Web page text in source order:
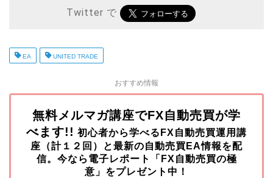
Twitter で
EA UNITED TRADE
おすすめ情報
無料メルマガ講座でFX自動売買が学
べます!! 初心者から学べるFX自動売買運用講
座（計１２回）と最新の自動売買EA情報を配
信。今なら 電子レポート「FX自動売買の極
意」をプレゼント中！